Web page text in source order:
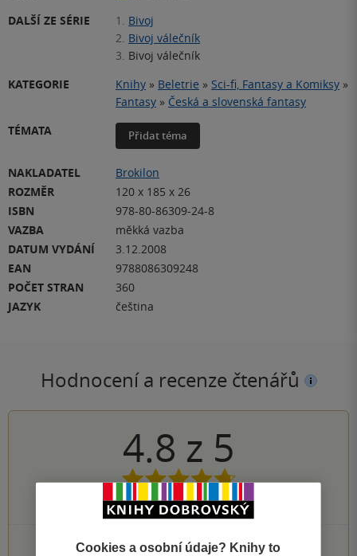
DALŠÍ ZE SÉRIE
1.
Bivoj
2. Bivoj válečník
3. Bivoj válečník
KATEGORIE
Knihy » Beletrie » Sci-fi, Fantasy a Komiksy »
Fantasy » Česká a slovenská fantasy
TÉMATA
Přidat téma
NAKLADATEL
Brokilon
ROZMĚR
120 x 185 x 26
ISBN
978-80-86309-24-8
VAZBA
měkká vazba
DATUM VYDÁNÍ
3.12.2008
EAN
9788086309248
POČET STRAN
360
JAZYK
čeština
Hodnocení a recenze čtenářů
4.8 z 5
4hodnocení čtenářů
3×
5 hvězdiček
Cookies a osobní údaje? Knihy to